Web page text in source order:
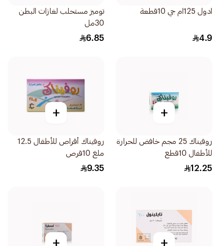
ادول 125ام جي 10قطعة
4.9
توميز مستحلب لغازات البطن
30مل
6.85
+
روفيناك 25 مجم خافض للحرارة
للأطفال 10قطع
12.25
+
روفيناك أقراص للأطفال 12.5
ملغ 10قرص
9.35
+
+